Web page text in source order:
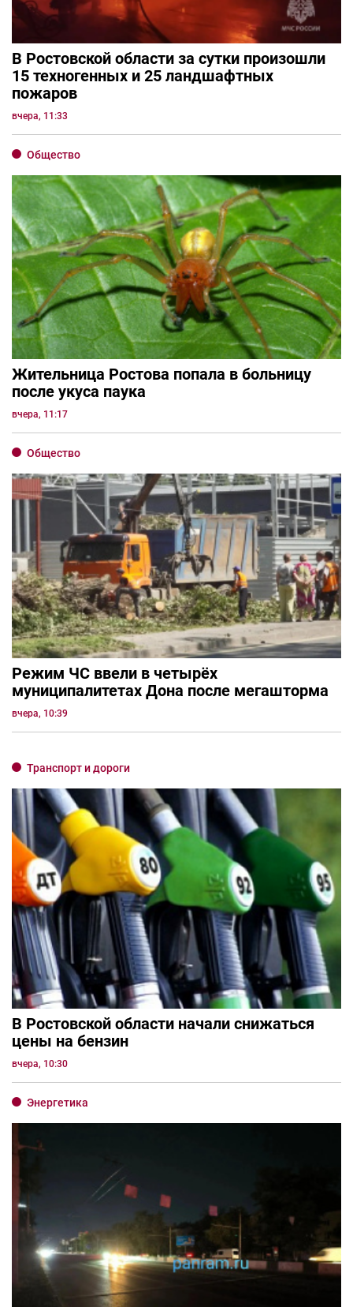
В Ростовской области за сутки произошли
15 техногенных и 25 ландшафтных
пожаров
вчера, 11:33
Общество
Жительница Ростова попала в больницу
после укуса паука
вчера, 11:17
Общество
Режим ЧС ввели в четырёх
муниципалитетах Дона после мегашторма
вчера, 10:39
Транспорт и дороги
В Ростовской области начали снижаться
цены на бензин
вчера, 10:30
Энергетика